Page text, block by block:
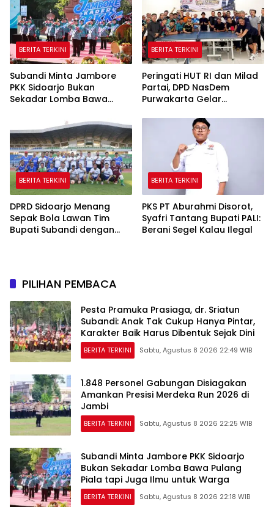
BERITA TERKINI
Subandi Minta Jambore
PKK Sidoarjo Bukan
Sekadar Lomba Bawa
untuk Warga
BERITA TERKINI
Peringati HUT RI dan Milad
Partai, DPD NasDem
Purwakarta Gelar
hingga Baksos Gratis
BERITA TERKINI
DPRD Sidoarjo Menang
Sepak Bola Lawan Tim
Bupati Subandi dengan
BERITA TERKINI
PKS PT Aburahmi Disorot,
Syafri Tantang Bupati PALI:
Berani Segel Kalau Ilegal
PILIHAN PEMBACA
Pesta Pramuka Prasiaga, dr. Sriatun
Subandi: Anak Tak Cukup Hanya Pintar,
Karakter Baik Harus Dibentuk Sejak Dini
BERITA TERKINI Sabtu, Agustus 8 2026 22:49 WIB
1.848 Personel Gabungan Disiagakan
Amankan Presisi Merdeka Run 2026 di
Jambi
BERITA TERKINI Sabtu, Agustus 8 2026 22:25 WIB
Subandi Minta Jambore PKK Sidoarjo
Bukan Sekadar Lomba Bawa Pulang
Piala tapi Juga Ilmu untuk Warga
BERITA TERKINI Sabtu, Agustus 8 2026 22:18 WIB